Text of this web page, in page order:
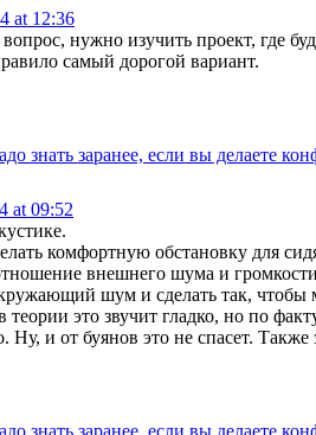
at 12:36
нужно изучить проект, где
самый дорогой вариант.
знать заранее, если вы делаете
at 09:52
комфортную обстановку для
внешнего шума и
шум и сделать так, чтобы
теории это звучит гладко, но по
Ну, и от буянов это не спасет.
знать заранее, если вы делаете